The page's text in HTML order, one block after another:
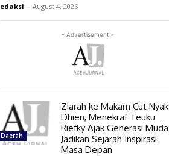
- August 4, 2026
- Advertisement -
Daerah
Ziarah ke Makam Cut Nyak
Dhien, Menekraf Teuku
Riefky Ajak Generasi Muda
Jadikan Sejarah Inspirasi
Masa Depan